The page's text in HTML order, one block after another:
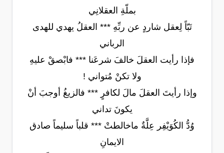
بملّةِ العقلانِي
تَبّاً لِعقل شاردٍ عن ربِّهِ *** العقلُ يهدي للهدى
الرباني
فإذا رأيت العقلَ خالفَ شرعَنا *** فابْصقْ عليهِ
ولا تكنْ مُتواني !
وإذا رأيتَ العقلَ مالَ لكافرٍ *** فالزيغُ أوجبَ أنْ
يكونَ تداني
وُدُّ الكُوَيْفِر عِلَّةٌ ماخالطتْ *** قلباً سليماً صادق
الايمانِ